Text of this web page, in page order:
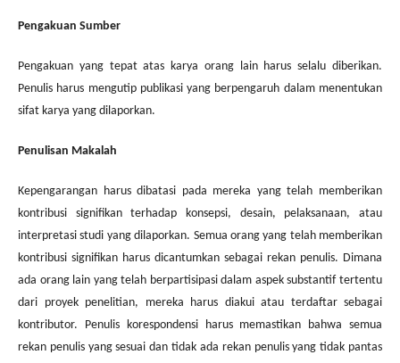
Pengakuan Sumber
Pengakuan yang tepat atas karya orang lain harus selalu diberikan.
Penulis harus mengutip publikasi yang berpengaruh dalam menentukan
sifat karya yang dilaporkan.
Penulisan Makalah
Kepengarangan harus dibatasi pada mereka yang telah memberikan
kontribusi signifikan terhadap konsepsi, desain, pelaksanaan, atau
interpretasi studi yang dilaporkan. Semua orang yang telah memberikan
kontribusi signifikan harus dicantumkan sebagai rekan penulis. Dimana
ada orang lain yang telah berpartisipasi dalam aspek substantif tertentu
dari proyek penelitian, mereka harus diakui atau terdaftar sebagai
kontributor. Penulis korespondensi harus memastikan bahwa semua
rekan penulis yang sesuai dan tidak ada rekan penulis yang tidak pantas